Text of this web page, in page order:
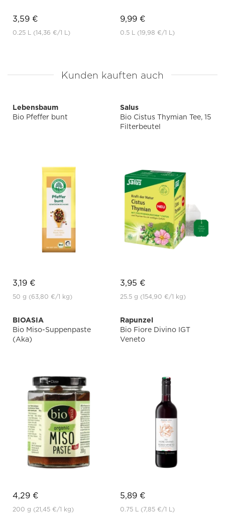
3,59 €
0.25 L (14,36 €/1 L)
9,99 €
0.5 L (19,98 €/1 L)
Kunden kauften auch
Lebensbaum
Bio Pfeffer bunt
3,19 €
50 g (63,80 €/1 kg)
Salus
Bio Cistus Thymian Tee, 15
Filterbeutel
3,95 €
25.5 g (154,90 €/1 kg)
BIOASIA
Bio Miso-Suppenpaste
(Aka)
4,29 €
200 g (21,45 €/1 kg)
Rapunzel
Bio Fiore Divino IGT
Veneto
5,89 €
0.75 L (7,85 €/1 L)